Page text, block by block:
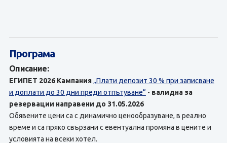
Програма
Описание:
ЕГИПЕТ 2026 Кампания „Плати депозит 30 % при записване
и доплати до 30 дни преди отпътуване“ - валидна за
резервации направени до 31.05.2026
Обявените цени са с динамично ценообразуване, в реално
време и са пряко свързани с евентуална промяна в цените и
условията на всеки хотел.